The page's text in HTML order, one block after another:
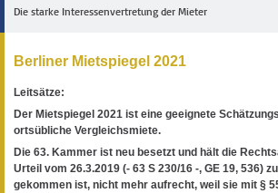
Die starke Interessenvertretung der Mieter
Berliner Mietspiegel 2021
Leitsätze:
Der Mietspiegel 2021 ist eine geeignete
ortsübliche Vergleichsmiete.
Die 63. Kammer ist neu besetzt und hält die
Urteil vom 26.3.2019 (- 63 S 230/16 -, GE 19, 536)
gekommen ist, nicht mehr aufrecht, weil sie mit §